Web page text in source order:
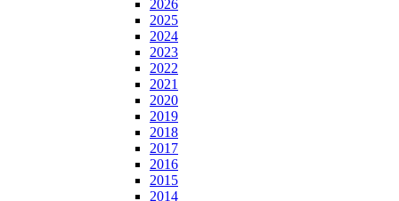
2026
2025
2024
2023
2022
2021
2020
2019
2018
2017
2016
2015
2014